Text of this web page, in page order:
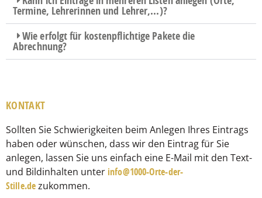
Termine, Lehrerinnen und Lehrer,...)?
Wie erfolgt für kostenpflichtige Pakete die
Abrechnung?
KONTAKT
Sollten Sie Schwierigkeiten beim Anlegen Ihres Eintrags
haben oder wünschen, dass wir den Eintrag für Sie
anlegen, lassen Sie uns einfach eine E-Mail mit den Text-
und Bildinhalten unter info@1000-Orte-der-
Stille.dezukommen.